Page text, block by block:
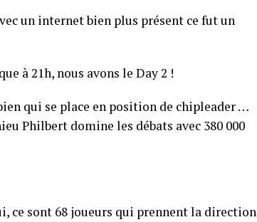
un internet bien plus présent ce fut un
à 21h, nous avons le Day 2 !
qui se place en position de chipleader …
Philbert domine les débats avec 380 000
ce sont 68 joueurs qui prennent la direction